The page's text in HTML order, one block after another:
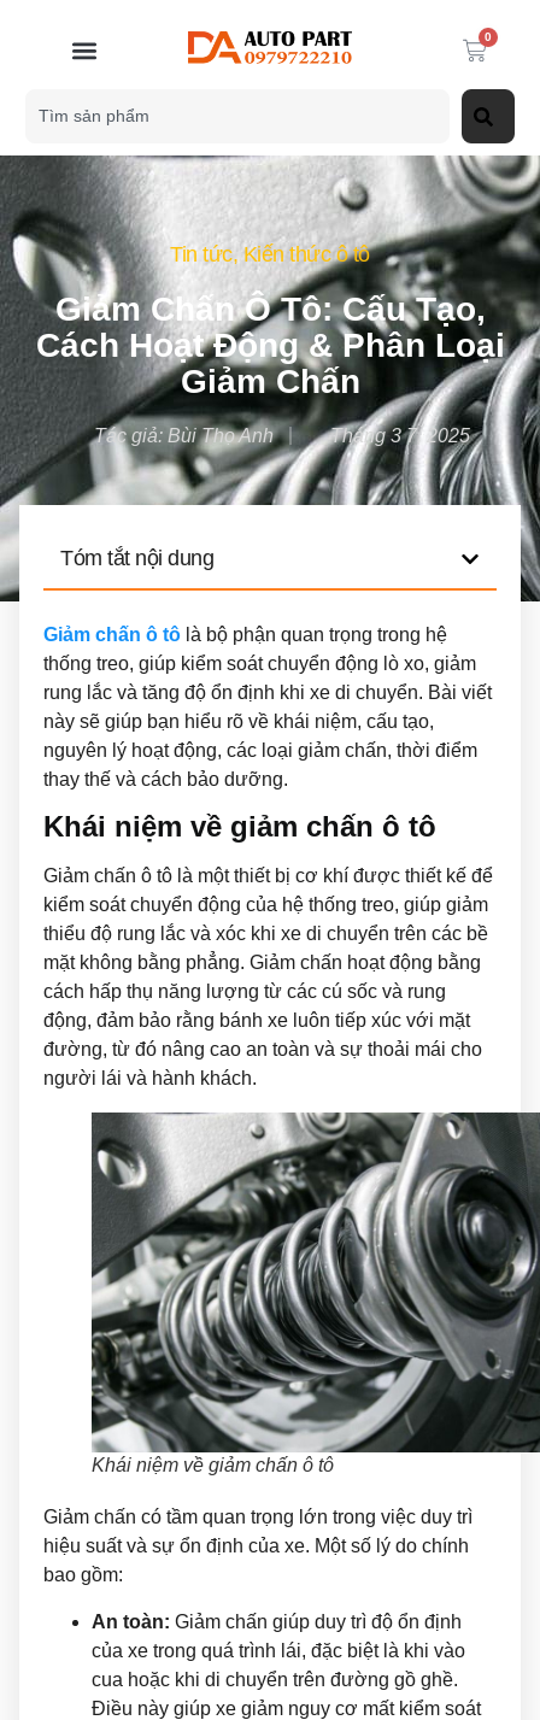
0
Tin tức, Kiến thức ô tô
Giảm Chấn Ô Tô: Cấu Tạo,
Cách Hoạt Động & Phân Loại
Giảm Chấn
Tác giả: Bùi Thọ Anh Tháng 3 7, 2025
Tóm tắt nội dung
Giảm chấn ô tô là bộ phận quan trọng trong hệ
thống treo, giúp kiểm soát chuyển động lò xo, giảm
rung lắc và tăng độ ổn định khi xe di chuyển. Bài viết
này sẽ giúp bạn hiểu rõ về khái niệm, cấu tạo,
nguyên lý hoạt động, các loại giảm chấn, thời điểm
thay thế và cách bảo dưỡng.
Khái niệm về giảm chấn ô tô
Giảm chấn ô tô là một thiết bị cơ khí được thiết kế để
kiểm soát chuyển động của hệ thống treo, giúp giảm
thiểu độ rung lắc và xóc khi xe di chuyển trên các bề
mặt không bằng phẳng. Giảm chấn hoạt động bằng
cách hấp thụ năng lượng từ các cú sốc và rung
động, đảm bảo rằng bánh xe luôn tiếp xúc với mặt
đường, từ đó nâng cao an toàn và sự thoải mái cho
người lái và hành khách.
Khái niệm về giảm chấn ô tô
Giảm chấn có tầm quan trọng lớn trong việc duy trì
hiệu suất và sự ổn định của xe. Một số lý do chính
bao gồm:
An toàn: Giảm chấn giúp duy trì độ ổn định
của xe trong quá trình lái, đặc biệt là khi vào
cua hoặc khi di chuyển trên đường gồ ghề.
Điều này giúp xe giảm nguy cơ mất kiểm soát